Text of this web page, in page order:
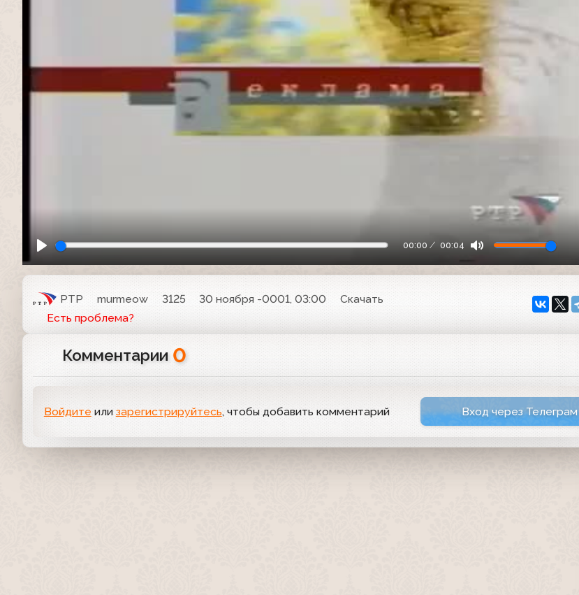
00:00 00:04
РТР murmeow 3125 30 ноября -0001, 03:00
Скачать
Есть проблема?
Комментарии 0
Войдите или зарегистрируйтесь, чтобы добавить комментарий Вход через Телеграм